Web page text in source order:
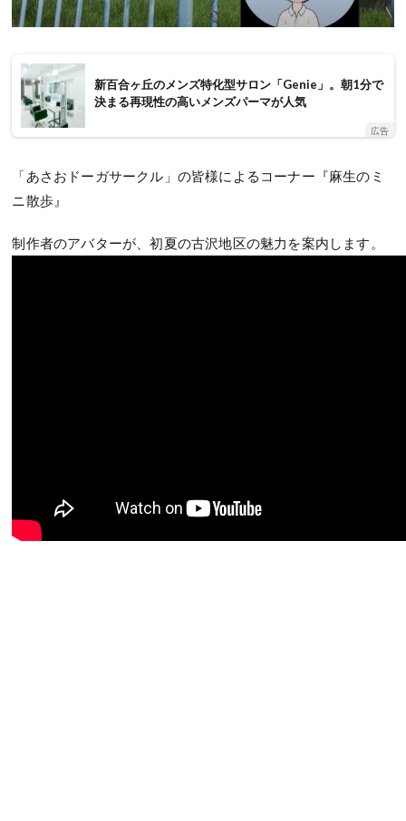
新百合ヶ丘のメンズ特化型サロン「Genie」。朝1分で
決まる再現性の高いメンズパーマが人気
広告
「あさおドーガサークル」の皆様によるコーナー『麻生のミ
ニ散歩』
制作者のアバターが、初夏の古沢地区の魅力を案内します。